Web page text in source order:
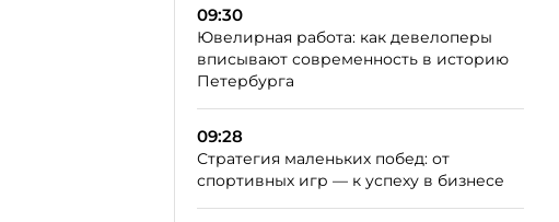
09:30
Ювелирная работа: как девелоперы
вписывают современность в историю
Петербурга
09:28
Стратегия маленьких побед: от
спортивных игр — к успеху в бизнесе